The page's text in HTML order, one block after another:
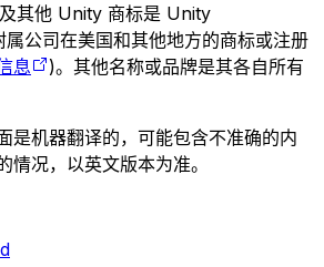
其他 Unity 商标是 Unity
公司在美国和其他地方的商标或注册
息
)。其他名称或品牌是其各自所有
是机器翻译的，可能包含不准确的内
情况，以英文版本为准。